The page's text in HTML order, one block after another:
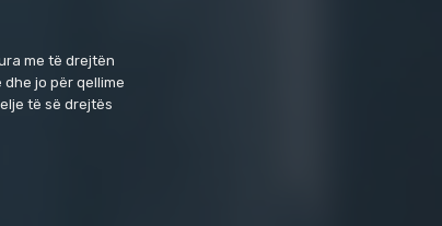
me të drejtën
jo për qellime
të së drejtës